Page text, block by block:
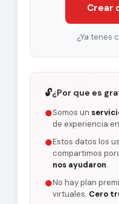
Crear
¿Ya tenes
🔓¿Por que es
●Somos un
de experiencia
●Estos datos los
compartimos
nos ayudaron.
●No hay plan
virtuales. Cero